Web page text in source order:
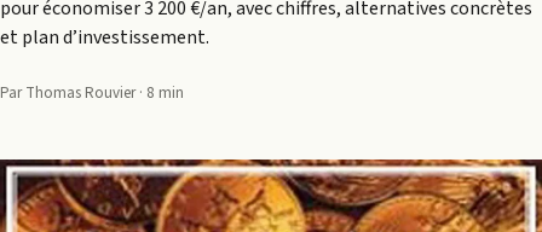
pour économiser 3 200 €/an, avec chiffres, alternatives concrètes
et plan d’investissement.
Par Thomas Rouvier · 8 min